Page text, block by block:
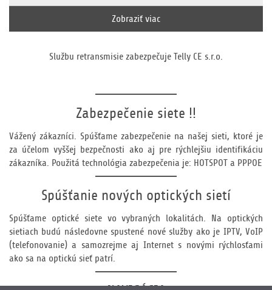
Zobraziť viac
Službu retransmisie zabezpečuje Telly CE s.r.o.
Zabezpečenie siete !!
Vážený zákazníci. Spúšťame zabezpečenie na našej sieti, ktoré je
za účelom vyššej bezpečnosti ako aj pre rýchlejšiu identifikáciu
zákazníka. Použitá technológia zabezpečenia je: HOTSPOT a PPPOE
Spúšťanie nových optických sietí
Spúšťame optické siete vo vybraných lokalitách. Na optických
sietiach budú následovne spustené nové služby ako je IPTV, VoIP
(telefonovanie) a samozrejme aj Internet s novými rýchlosťami
ako sa na optickú sieť patrí.